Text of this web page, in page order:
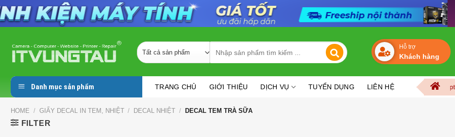
content
for:
Hỗ trợ
Khách hàng
Danh mục sản phẩm TRANG CHỦ GIỚI THIỆU DỊCH VỤ TUYỂN DỤNG LIÊN HỆ
Chuyên thi công lắp đặt Camera tại Vũng Tàu | Chuyên sửa chữa máy tính laptop tại Vũng Tàu | Chuyên cung cấp linh kiện máy tính
HOME / GIẤY DECAL IN TEM, NHIỆT / DECAL NHIỆT / DECAL TEM TRÀ SỮA
FILTER